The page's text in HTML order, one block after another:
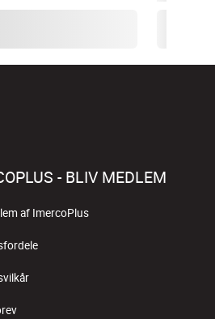
- BLIV MEDLEM
af ImercoPlus